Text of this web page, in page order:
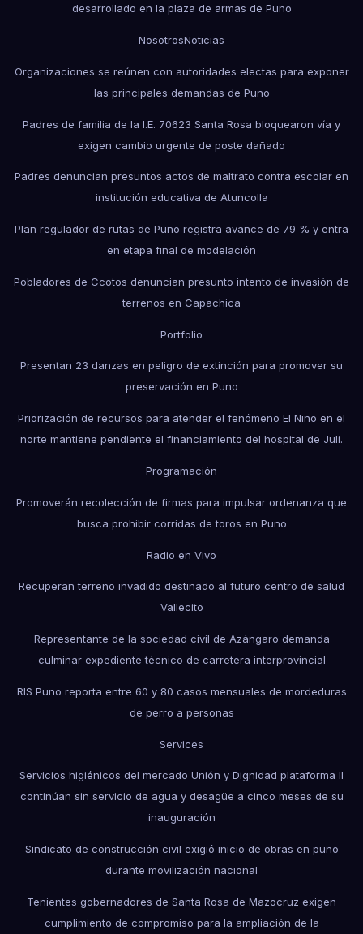
desarrollado en la plaza de armas de Puno
NosotrosNoticias
Organizaciones se reúnen con autoridades electas para exponer
las principales demandas de Puno
Padres de familia de la I.E. 70623 Santa Rosa bloquearon vía y
exigen cambio urgente de poste dañado
Padres denuncian presuntos actos de maltrato contra escolar en
institución educativa de Atuncolla
Plan regulador de rutas de Puno registra avance de 79 % y entra
en etapa final de modelación
Pobladores de Ccotos denuncian presunto intento de invasión de
terrenos en Capachica
Portfolio
Presentan 23 danzas en peligro de extinción para promover su
preservación en Puno
Priorización de recursos para atender el fenómeno El Niño en el
norte mantiene pendiente el financiamiento del hospital de Juli.
Programación
Promoverán recolección de firmas para impulsar ordenanza que
busca prohibir corridas de toros en Puno
Radio en Vivo
Recuperan terreno invadido destinado al futuro centro de salud
Vallecito
Representante de la sociedad civil de Azángaro demanda
culminar expediente técnico de carretera interprovincial
RIS Puno reporta entre 60 y 80 casos mensuales de mordeduras
de perro a personas
Services
Servicios higiénicos del mercado Unión y Dignidad plataforma II
continúan sin servicio de agua y desagüe a cinco meses de su
inauguración
Sindicato de construcción civil exigió inicio de obras en puno
durante movilización nacional
Tenientes gobernadores de Santa Rosa de Mazocruz exigen
cumplimiento de compromiso para la ampliación de la